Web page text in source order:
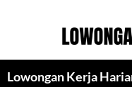
Lowongan Kerja